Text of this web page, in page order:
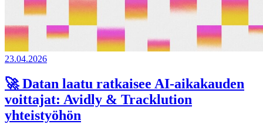
23.04.2026
🚀 Datan laatu ratkaisee AI-aikakauden
voittajat: Avidly & Tracklution
yhteistyöhön